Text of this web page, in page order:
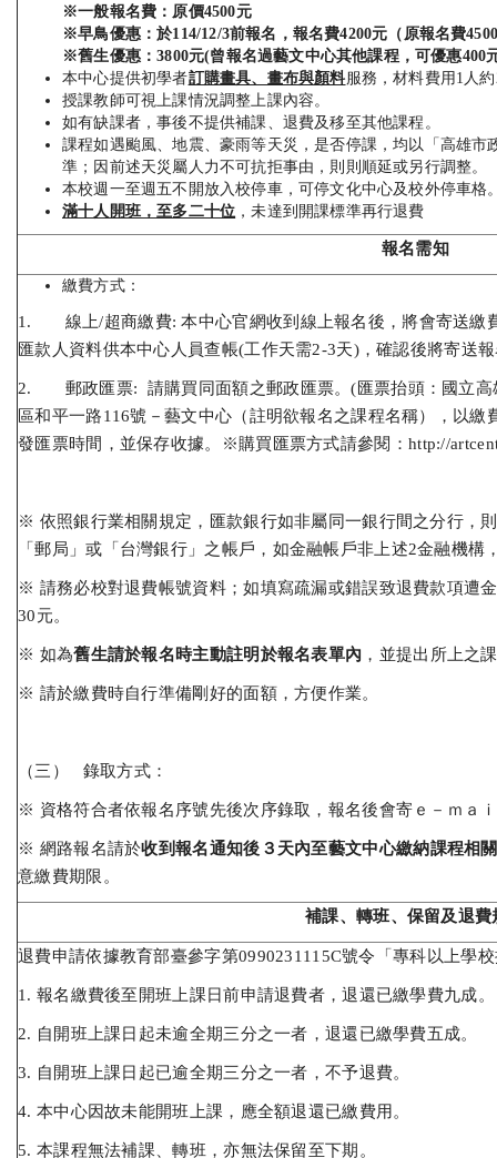
※一般報名費：原價4500元
※早鳥優惠：於114/12/3前報名，報名費4200元 （原報名費
※舊生優惠：3800元(曾報名過藝文中心其他課程，可優惠400
本中心提供初學者訂購畫具、畫布與顏料服務，材料費用1人
授課教師可視上課情況調整上課內容。
如有缺課者，事後不提供補課、退費及移至其他課程。
課程如遇颱風、地震、豪雨等天災，是否停課，均以「高雄
準；因前述天災屬人力不可抗拒事由，則則順延或另行調整。
本校週一至週五不開放入校停車，可停文化中心及校外停車格
滿十人開班，至多二十位 ，未達到開課標準再行退費
報名需知
繳費方式：
1. 線上/超商繳費: 本中心官網收到線上報名後，將會寄送繳
匯款人資料供本中心人員查帳(工作天需2-3天)，確認後將寄送
2. 郵政匯票: 請購買同面額之郵政匯票。(匯票抬頭：國立高
區和平一路116號－藝文中心（註明欲報名之課程名稱），以
發匯票時間，並保存收據。※購買匯票方式請參閱： http://
※ 依照銀行業相關規定，匯款銀行如非屬同一銀行間之分行，
「郵局」或「台灣銀行」之帳戶，如金融帳戶非上述2金融機構
※ 請務必校對退費帳號資料；如填寫疏漏或錯誤致退費款項遭
30元。
※ 如為舊生請於報名時主動註明於報名表單內 ，並提出所上之
※ 請於繳費時自行準備剛好的面額，方便作業。
（三） 錄取方式：
※ 資格符合者依報名序號先後次序錄取，報名後會寄ｅ－ｍａ
※ 網路報名請於收到報名通知後３天內至藝文中心繳納課程相
意繳費期限。
補課、轉班、保留及退費
退費申請依據教育部臺參字第0990231115C號令「專科以上學
1. 報名繳費後至開班上課日前申請退費者，退還已繳學費九成。
2. 自開班上課日起未逾全期三分之一者，退還已繳學費五成。
3. 自開班上課日起已逾全期三分之一者，不予退費。
4. 本中心因故未能開班上課，應全額退還已繳費用。
5. 本課程無法補課、轉班，亦無法保留至下期。